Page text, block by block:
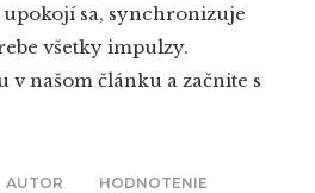
AUTOR HODNOTENIE
sa, synchronizuje
všetky impulzy.
v našom článku a začnite s